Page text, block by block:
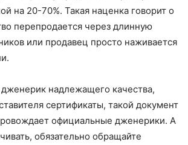
на 20-70%. Такая наценка говорит о
перепродается через длинную
или продавец просто наживается
надлежащего качества,
сертификаты, такой документ
официальные дженерики. А
обязательно обращайте